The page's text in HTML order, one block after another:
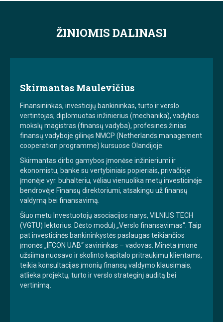
ŽINIOMIS DALINASI
Skirmantas Maulevičius
Finansininkas, investicijų bankininkas, turto ir verslo
vertintojas; diplomuotas inžinierius (mechanika), vadybos
mokslų magistras (finansų vadyba), profesines žinias
finansų vadyboje gilinęs NMCP (Netherlands management
cooperation programme) kursuose Olandijoje.
Skirmantas dirbo gamybos įmonėse inžinieriumi ir
ekonomistu, banke su vertybiniais popieriais, privačioje
įmonėje vyr. buhalteriu, vėliau vienuolika metų investicinėje
bendrovėje Finansų direktoriumi, atsakingu už finansų
valdymą bei finansavimą.
Šiuo metu Investuotojų asociacijos narys, VILNIUS TECH
(VGTU) lektorius. Dėsto modulį „Verslo finansavimas“. Taip
pat investicinės bankininkystės paslaugas teikiančios
įmonės „IFCON UAB“ savininkas – vadovas. Minėta įmonė
užsiima nuosavo ir skolinto kapitalo pritraukimu klientams,
teikia konsultacijas įmonių finansų valdymo klausimais,
atlieka projektų, turto ir verslo strateginį auditą bei
vertinimą.